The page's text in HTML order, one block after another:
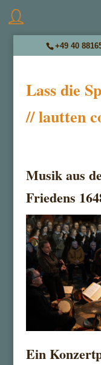
+49 40
Lass die
// lautten
Musik aus
Friedens
Ein